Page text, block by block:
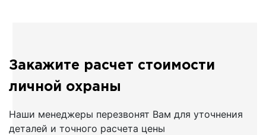
Закажите расчет стоимости
личной охраны
Наши менеджеры перезвонят Вам для уточнения
деталей и точного расчета цены